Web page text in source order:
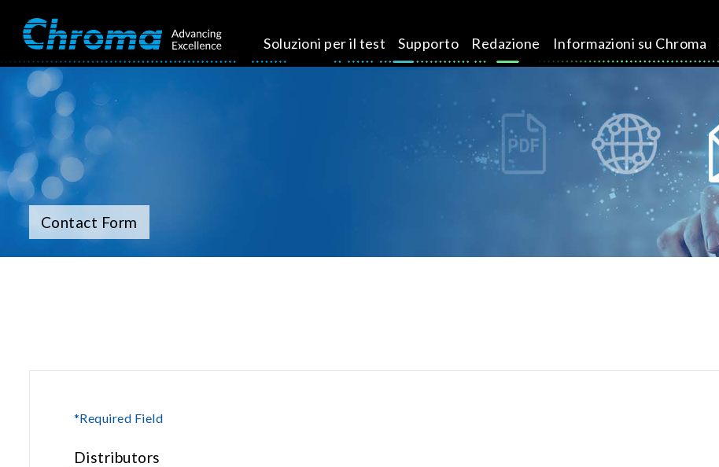
Soluzioni per il test Supporto Redazione Informazioni su Chroma
Contact Form
*Required Field
Distributors